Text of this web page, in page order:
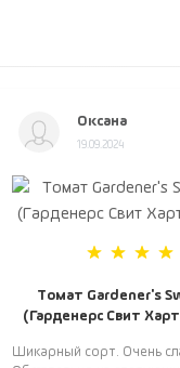
Оксана
19.09.2024
Томат Gardener's
(Гарденерс Свит
Шикарный сорт. Очень